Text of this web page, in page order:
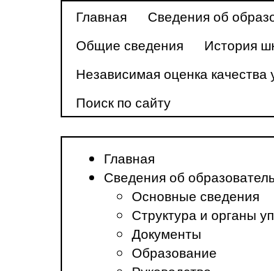
Главная Сведения об
Общие сведения
История
Независимая оценка качества
Поиск по сайту
Главная
Сведения об
Основные сведения
Структура и органы
Документы
Образование